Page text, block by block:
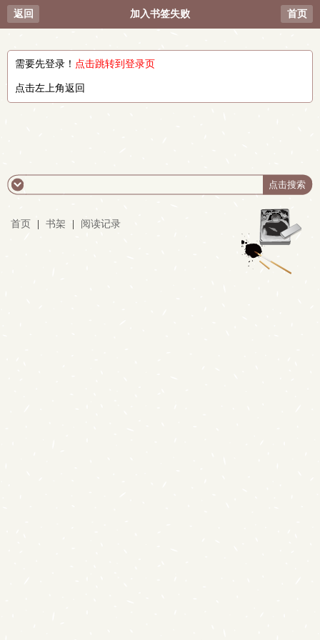
返回 加入书签失败 首页
需要先登录！ 点击跳转到登录页
点击左上角返回
首页 书架 阅读记录